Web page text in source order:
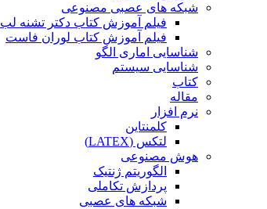
شبکه های عصبی مصنوعی
فیلم آموزش کتاب دکتر تشنه لب
فیلم آموزش کتاب لوران فاست
شناسایی اماری الگو
شناسایی سیستم
کتاب
مقاله
نرم افزار
کلمنتاین
لتکس (LATEX)
هوش مصنوعی
الگوریتم ژنتیک
پردازش تکاملی
شبکه های عصبی